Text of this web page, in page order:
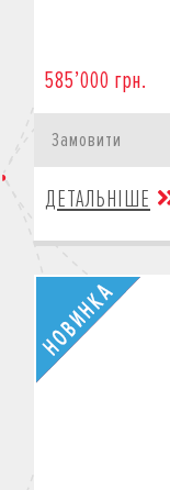
585’000 грн.
Замовити
ДЕТАЛЬНІШЕ